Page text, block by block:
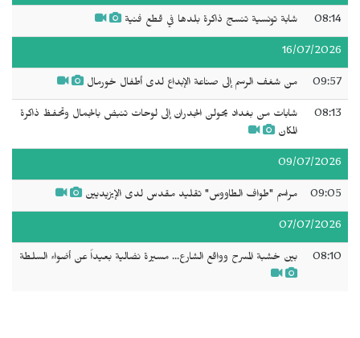
08:14 شابة تونسية تنسج ذاكرة بلدها في قطع فنية
16/07/2026
09:57 من شغف الرسم إلى صناعة الإبداع لدى أطفال خورمال
08:13
شابات من بغداد يحولن الجدران إلى لوحات تنبض بالجمال وتحفظ ذاكرة
المكان
09/07/2026
09:05 مراسم "طواف الطاووس" تقليد مقدس لدى الإيزيديين
07/07/2026
08:10 بين خشبة المسرح وواقع الشارع... مسيرة نضالية بعيداً عن أضواء السلطة